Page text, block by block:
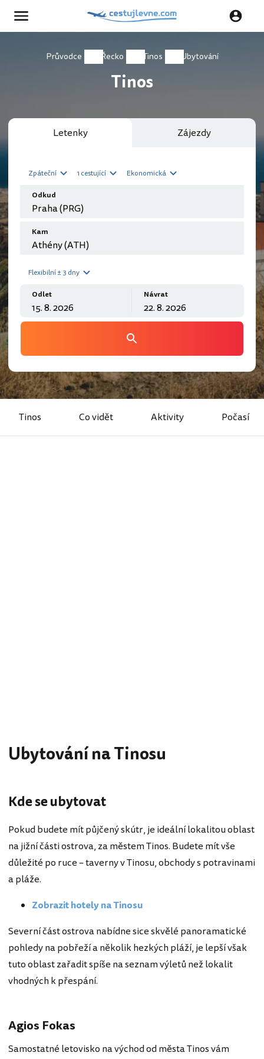
Průvodce Řecko Tinos Ubytování
Tinos
Letenky Zájezdy
Zpáteční 1 cestující Ekonomická
Odkud
Kam
Flexibilní ± 3 dny
Odlet Návrat
Tinos Co vidět Aktivity Počasí
Ubytování na Tinosu
Kde se ubytovat
Pokud budete mít půjčený skútr, je ideální lokalitou oblast
na jižní části ostrova, za městem Tinos. Budete mít vše
důležité po ruce – taverny v Tinosu, obchody s potravinami
a pláže.
Zobrazit hotely na Tinosu
Severní část ostrova nabídne sice skvělé panoramatické
pohledy na pobřeží a několik hezkých pláží, je lepší však
tuto oblast zařadit spíše na seznam výletů než lokalit
vhodných k přespání.
Agios Fokas
Samostatné letovisko na východ od města Tinos vám